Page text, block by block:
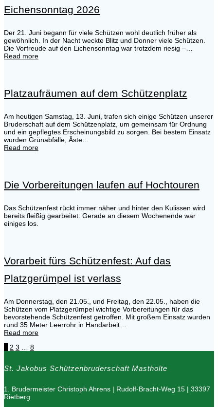
Eichensonntag 2026
Der 21. Juni begann für viele Schützen wohl deutlich früher als
gewöhnlich. In der Nacht weckte Blitz und Donner viele Schützen.
Die Vorfreude auf den Eichensonntag war trotzdem riesig –…
Read more
Platzaufräumen auf dem Schützenplatz
Am heutigen Samstag, 13. Juni, trafen sich einige Schützen unserer
Bruderschaft auf dem Schützenplatz, um gemeinsam für Ordnung
und ein gepflegtes Erscheinungsbild zu sorgen. Bei bestem Einsatz
wurden Grünabfälle, Äste…
Read more
Die Vorbereitungen laufen auf Hochtouren
Das Schützenfest rückt immer näher und hinter den Kulissen wird
bereits fleißig gearbeitet. Gerade an diesem Wochenende war
einiges los.
Vorarbeit fürs Schützenfest: Auf das
Platzgerümpel ist verlass
Am Donnerstag, den 21.05., und Freitag, den 22.05., haben die
Schützen vom Platzgerümpel wichtige Vorbereitungen für das
bevorstehende Schützenfest getroffen. Mit großem Einsatz wurden
rund 35 Meter Leerrohr in Handarbeit…
Read more
Posts
Page
Page
2 Page
3 … Page
8
St. Jakobus Schützenbruderschaft Mastholte
1. Brudermeister Christoph Ahrens | Rudolf-Bracht-Weg 15 | 33397
Rietberg